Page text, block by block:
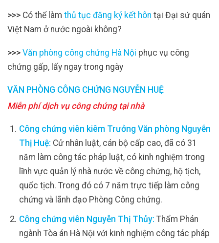
>>> Có thể làm thủ tục đăng ký kết hôn tại Đại sứ quán
Việt Nam ở nước ngoài không?
>>> Văn phòng công chứng Hà Nội phục vụ công
chứng gấp, lấy ngay trong ngày
VĂN PHÒNG CÔNG CHỨNG NGUYỄN HUỆ
Miễn phí dịch vụ công chứng tại nhà
Công chứng viên kiêm Trưởng Văn phòng Nguyễn
Thị Huệ: Cử nhân luật, cán bộ cấp cao, đã có 31
năm làm công tác pháp luật, có kinh nghiệm trong
lĩnh vực quản lý nhà nước về công chứng, hộ tịch,
quốc tịch. Trong đó có 7 năm trực tiếp làm công
chứng và lãnh đạo Phòng Công chứng.
Công chứng viên Nguyễn Thị Thủy: Thẩm Phán
ngành Tòa án Hà Nội với kinh nghiệm công tác pháp